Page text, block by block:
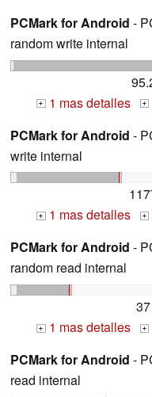
PCMark for Android -
random write internal
+ 1 mas detalles +
PCMark for Android -
write internal
+ 1 mas detalles +
PCMark for Android -
random read internal
+ 1 mas detalles +
PCMark for Android -
read internal